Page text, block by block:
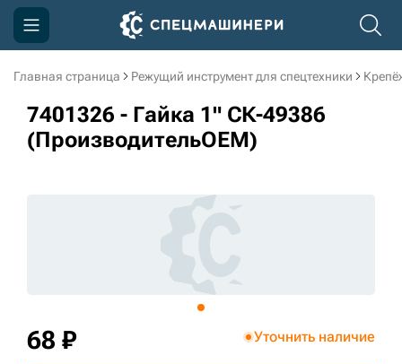
Главная страница Режущий инструмент для спецтехники
7401326 - Гайка 1" СК-49386
(ПроизводительOEM)
68 ₽ Уточнить наличие
Компания
Акции